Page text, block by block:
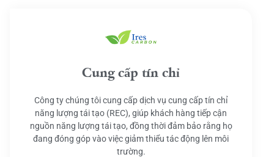
Cung cấp tín chỉ
Công ty chúng tôi cung cấp dịch vụ cung cấp tín chỉ
năng lượng tái tạo (REC), giúp khách hàng tiếp cận
nguồn năng lượng tái tạo, đồng thời đảm bảo rằng họ
đang đóng góp vào việc giảm thiểu tác động lên môi
trường.